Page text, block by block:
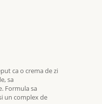
ca o crema de zi
sa
Formula sa
un complex de